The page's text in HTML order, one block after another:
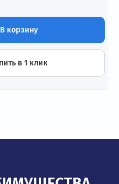
В корзину
в 1 клик